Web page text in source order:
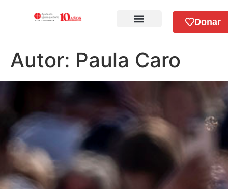
Donar
Autor: Paula Caro